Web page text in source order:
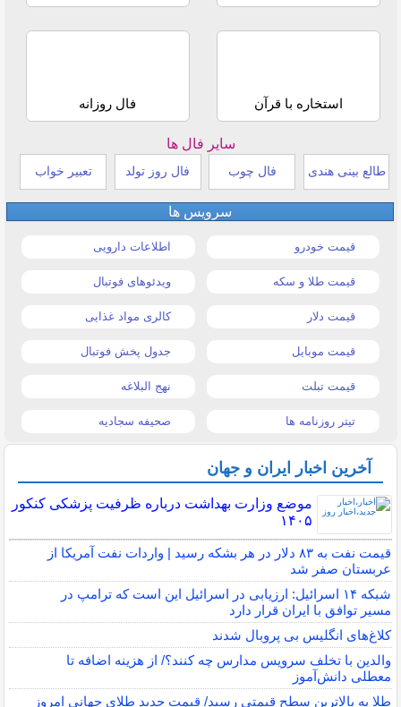
استخاره با قرآن فال روزانه
سایر فال ها
طالع بینی هندی فال چوب فال روز تولد تعبیر خواب
سرویس ها
قیمت خودرو اطلاعات دارویی
قیمت طلا و سکه ویدئوهای فوتبال
قیمت دلار کالری مواد غذایی
قیمت موبایل جدول پخش فوتبال
قیمت تبلت نهج البلاغه
تیتر روزنامه ها صحیفه سجادیه
آخرین اخبار ایران و جهان
موضع وزارت بهداشت درباره ظرفیت پزشکی کنکور
۱۴۰۵
قیمت نفت به ۸۳ دلار در هر بشکه رسید | واردات نفت آمریکا از
عربستان صفر شد
شبکه ۱۴ اسرائیل: ارزیابی در اسرائیل این است که ترامپ در
مسیر توافق با ایران قرار دارد
کلاغ‌های انگلیس بی پروبال شدند
والدین با تخلف سرویس مدارس چه کنند؟/ از هزینه اضافه تا
معطلی دانش‌آموز
طلا به بالاترین سطح قیمتی رسید/ قیمت جدید طلای جهانی امروز